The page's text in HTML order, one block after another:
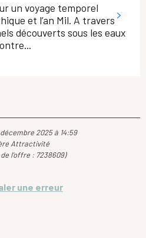
un voyage temporel
et l’an Mil. A travers
découverts sous les eaux
2025 à 14:59
Attractivité
l'offre : 7238609)
une erreur